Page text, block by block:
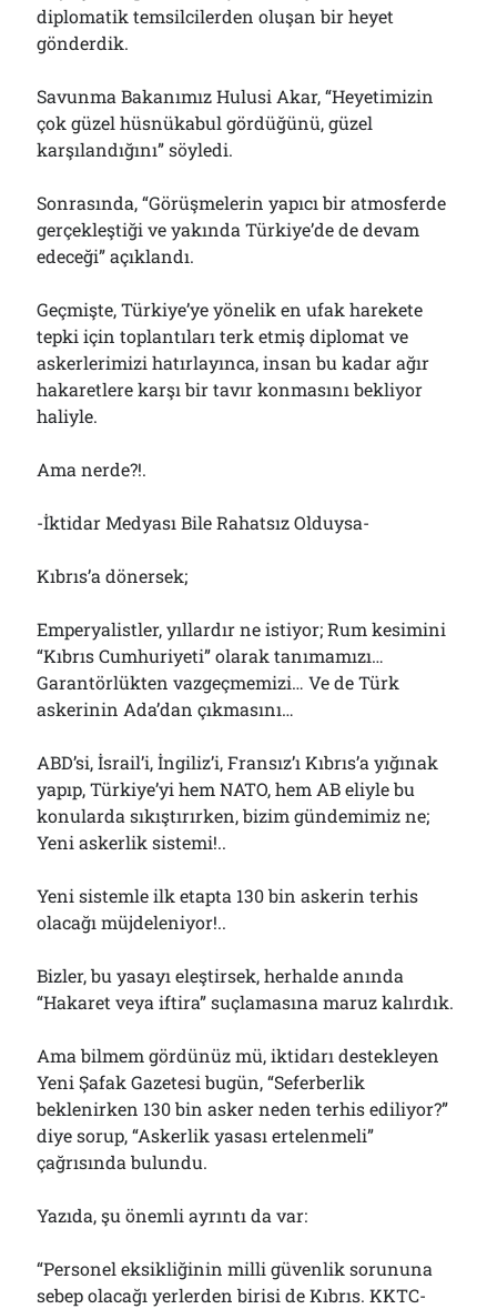
diplomatik temsilcilerden oluşan bir heyet
gönderdik.
Savunma Bakanımız Hulusi Akar, “Heyetimizin
çok güzel hüsnükabul gördüğünü, güzel
karşılandığını” söyledi.
Sonrasında, “Görüşmelerin yapıcı bir atmosferde
gerçekleştiği ve yakında Türkiye’de de devam
edeceği” açıklandı.
Geçmişte, Türkiye’ye yönelik en ufak harekete
tepki için toplantıları terk etmiş diplomat ve
askerlerimizi hatırlayınca, insan bu kadar ağır
hakaretlere karşı bir tavır konmasını bekliyor
haliyle.
Ama nerde?!.
-İktidar Medyası Bile Rahatsız Olduysa-
Kıbrıs’a dönersek;
Emperyalistler, yıllardır ne istiyor; Rum kesimini
“Kıbrıs Cumhuriyeti” olarak tanımamızı…
Garantörlükten vazgeçmemizi… Ve de Türk
askerinin Ada’dan çıkmasını…
ABD’si, İsrail’i, İngiliz’i, Fransız’ı Kıbrıs’a yığınak
yapıp, Türkiye’yi hem NATO, hem AB eliyle bu
konularda sıkıştırırken, bizim gündemimiz ne;
Yeni askerlik sistemi!..
Yeni sistemle ilk etapta 130 bin askerin terhis
olacağı müjdeleniyor!..
Bizler, bu yasayı eleştirsek, herhalde anında
“Hakaret veya iftira” suçlamasına maruz kalırdık.
Ama bilmem gördünüz mü, iktidarı destekleyen
Yeni Şafak Gazetesi bugün, “Seferberlik
beklenirken 130 bin asker neden terhis ediliyor?”
diye sorup, “Askerlik yasası ertelenmeli”
çağrısında bulundu.
Yazıda, şu önemli ayrıntı da var:
“Personel eksikliğinin milli güvenlik sorununa
sebep olacağı yerlerden birisi de Kıbrıs. KKTC-